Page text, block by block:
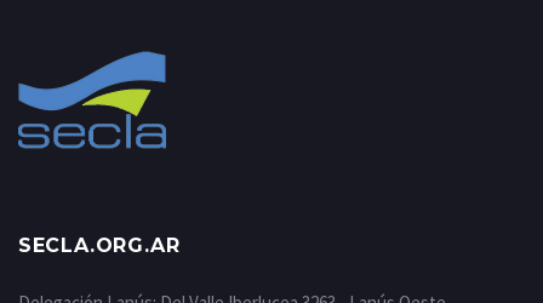
SECLA.ORG.AR